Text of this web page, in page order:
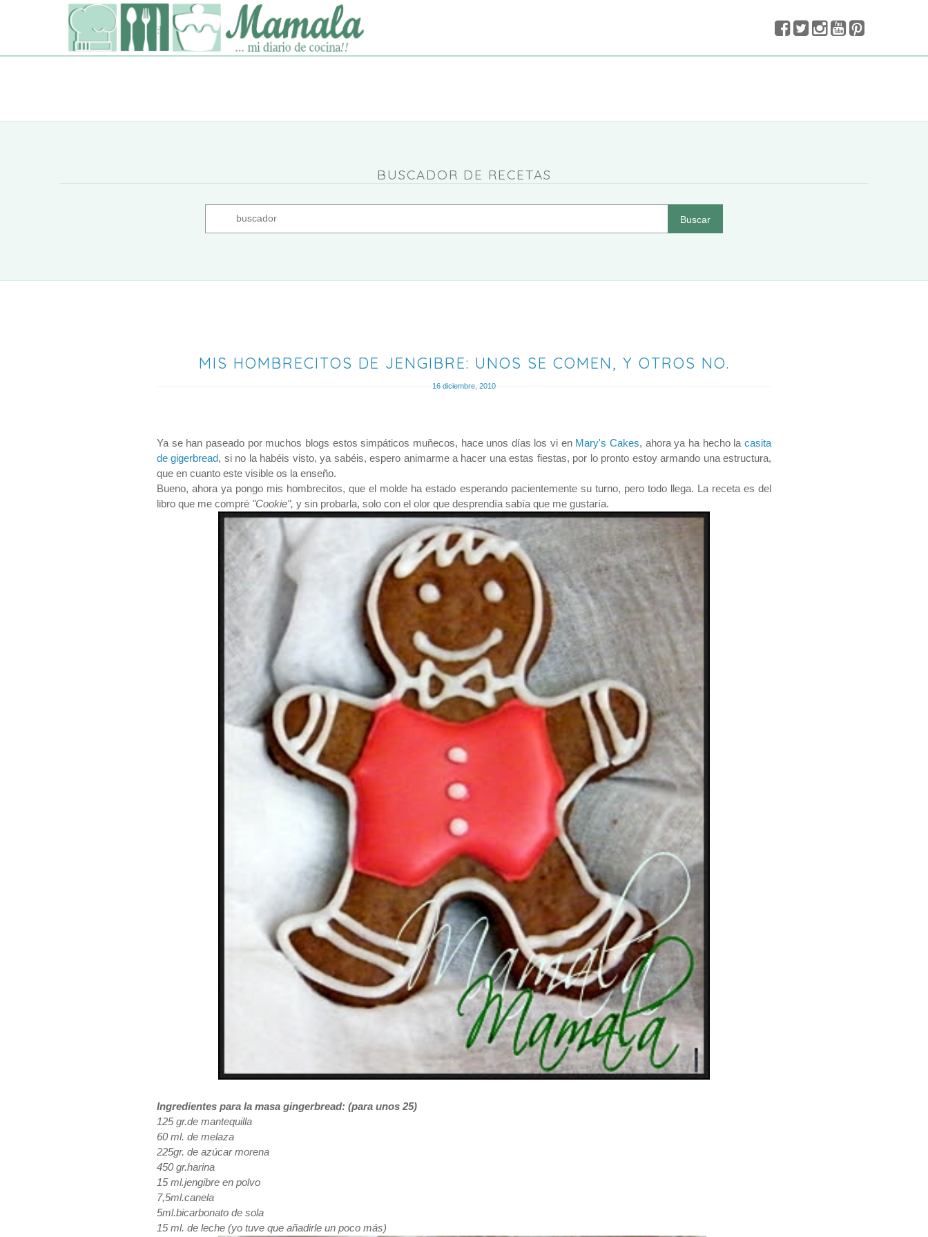
BUSCADOR DE RECETAS
Buscar
16 diciembre, 2010
MIS HOMBRECITOS DE JENGIBRE: UNOS SE COMEN, Y OTROS NO.
Ya se han paseado por muchos blogs estos simpáticos muñecos, hace unos días los vi en Mary's Cakes, ahora ya ha hecho lacasita
de gigerbread, si no la habéis visto, ya sabéis, espero animarme a hacer una estas fiestas, por lo pronto estoy armando una estructura,
que en cuanto este visible os la enseño.
Bueno, ahora ya pongo mis hombrecitos, que el molde ha estado esperando pacientemente su turno, pero todo llega. La receta es del
libro que me compré "Cookie", y sin probarla, solo con el olor que desprendía sabía que me gustaría.
Ingredientes para la masa gingerbread: (para unos 25)
125 gr.de mantequilla
60 ml. de melaza
225gr. de azúcar morena
450 gr.harina
15 ml.jengibre en polvo
7,5ml.canela
5ml.bicarbonato de sola
15 ml. de leche (yo tuve que añadirle un poco más)